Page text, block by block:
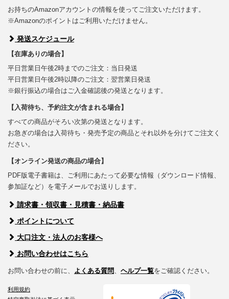
お持ちのAmazonアカウントの情報を使ってご注文いただけます。
※Amazonのポイントはご利用いただけません。
発送スケジュール
【在庫ありの場合】
平日営業日午後2時までのご注文：当日発送
平日営業日午後2時以降のご注文：翌営業日発送
※銀行振込の場合はご入金確認後の発送となります。
【入荷待ち、予約注文が含まれる場合】
すべての商品がそろい次第の発送となります。
お急ぎの場合は入荷待ち・発売予定の商品とそれ以外を分けてご注文く
ださい。
【オンライン発送の商品の場合】
PDF版電子書籍は、ご利用にあたって必要な情報（ダウンロード情報、
参加証など）を電子メールでお送りします。
請求書・領収書・見積書・納品書
ポイントについて
大口注文・法人のお客様へ
お問い合わせはこちら
お問い合わせの前に、 よくある質問、 ヘルプ一覧をご確認ください。
利用規約